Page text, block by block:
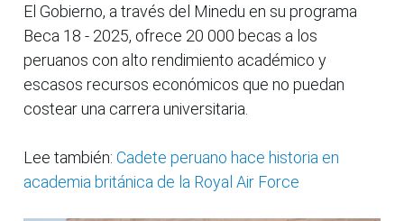
El Gobierno, a través del Minedu en su programa
Beca 18 - 2025, ofrece 20 000 becas a los
peruanos con alto rendimiento académico y
escasos recursos económicos que no puedan
costear una carrera universitaria.
Lee también: Cadete peruano hace historia en
academia británica de la Royal Air Force